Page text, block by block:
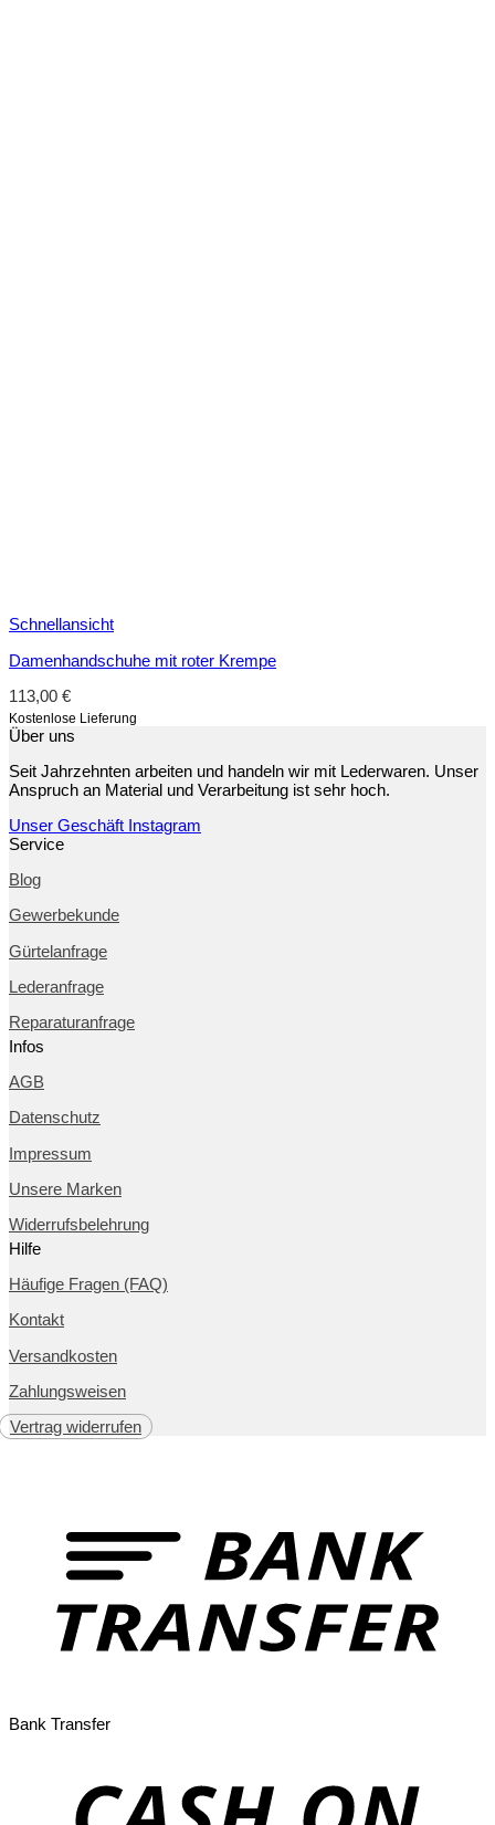
Schnellansicht
Damenhandschuhe mit roter Krempe
113,00 €
Kostenlose Lieferung
Über uns
Seit Jahrzehnten arbeiten und handeln wir mit Lederwaren. Unser
Anspruch an Material und Verarbeitung ist sehr hoch.
Unser Geschäft Instagram
Service
Blog
Gewerbekunde
Gürtelanfrage
Lederanfrage
Reparaturanfrage
Infos
AGB
Datenschutz
Impressum
Unsere Marken
Widerrufsbelehrung
Hilfe
Häufige Fragen (FAQ)
Kontakt
Versandkosten
Zahlungsweisen
Vertrag widerrufen
Bank Transfer